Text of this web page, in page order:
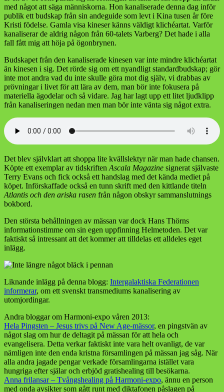
med något att säga människorna. Hon kanaliserade denna dag inför
publik ett budskap från sin andeguide som levt i Kina tusen år före
Kristi födelse. Gamla visa kineser känns väldigt klichéartat. Varför
kanaliserar de aldrig någon från 60-talets Varberg? Det hade i alla
fall fått mig att höja på ögonbrynen.
Budskapet från den kanaliserade kinesen var inte mindre klichéartat
än kinesen i sig. Det rörde sig om ett nyandligt standardbudskap; gör
inte mot andra vad du inte skulle göra mot dig själv, vi drabbas av
prövningar i livet för att lära av dem, man bör inte fokusera på
materiella ägodelar och så vidare. Jag har lagt upp ett litet ljudklipp
från kanaliseringen nedan men man bör inte vänta sig något extra.
Det blev självklart att shoppa lite kvällslektyr när man hade chansen.
Köpte ett exemplar av tidskriften Ascala Magazine signerat självaste
Terry Evans och fick också ett handslag med det kända mediet på
köpet. Införskaffade också en tunn skrift med den kittlande titeln
Atlantis och den ariska rasen från någon obskyr sammanslutnings
bokbord.
Den största behållningen av mässan var dock Hans Thörns
informationstimme om sin egen uppfinning Helmetoden. Det var
faktiskt så intressant att det kommer att tilldelas ett alldeles eget
inlägg.
Liknande inlägg på denna blogg: Intergalaktiska Federationen
informerar, om ett svenskt transmediums kanalisering av
utomjordingar.
Andra bloggar om Harmoni-expo våren 2013:
Hela Pingsten – Jesus trivs på New Age-mässor, en pingstvän av
något slag om hur de deltagit på mässan för att hela och
evangelisera. Detta verkar faktiskt inte vara helt ovanligt, de var
nämligen inte den enda kristna församlingen på mässan jag såg. När
alla andra jagade pengar verkade församlingarna istället vara
hungriga efter själar och erbjöd gratishealing till besökarna.
Anna frilansar – Tvångshealing på Harmoni-expo, ännu en person
med onda avsikter som gått runt med diktafonen påslagen på